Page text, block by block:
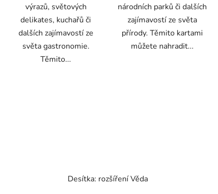
výrazů, světových
delikates, kuchařů či
dalších zajímavostí ze
světa gastronomie.
Těmito...
národních parků či dalších
zajímavostí ze světa
přírody. Těmito kartami
můžete nahradit...
Desítka: rozšíření Věda